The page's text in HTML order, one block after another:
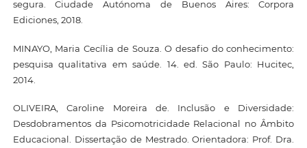
segura. Ciudade Autónoma de Buenos Aires: Corpora
Ediciones, 2018.
MINAYO, Maria Cecília de Souza. O desafio do conhecimento:
pesquisa qualitativa em saúde. 14. ed. São Paulo: Hucitec,
2014.
OLIVEIRA, Caroline Moreira de. Inclusão e Diversidade:
Desdobramentos da Psicomotricidade Relacional no Âmbito
Educacional. Dissertação de Mestrado. Orientadora: Prof. Dra.